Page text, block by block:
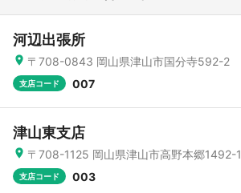
河辺出張所
〒708-0843 岡山県津山市国分寺592-2
支店コード 007
津山東支店
〒708-1125 岡山県津山市高野本郷1492-1
支店コード 003